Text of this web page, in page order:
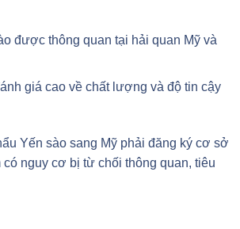
được thông quan tại hải quan Mỹ và
giá cao về chất lượng và độ tin cậy
Yến sào sang Mỹ phải đăng ký cơ sở
nguy cơ bị từ chối thông quan, tiêu